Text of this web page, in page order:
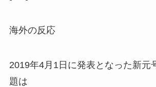
海外の反応
2019年4月1日に発表となった新元
題は